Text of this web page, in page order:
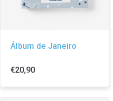
Álbum de Janeiro
€20,90